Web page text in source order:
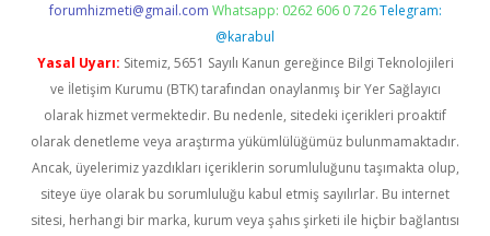
forumhizmeti@gmail.com Whatsapp: 0262 606 0 726 Telegram:
@karabul
Yasal Uyarı: Sitemiz, 5651 Sayılı Kanun gereğince Bilgi Teknolojileri
ve İletişim Kurumu (BTK) tarafından onaylanmış bir Yer Sağlayıcı
olarak hizmet vermektedir. Bu nedenle, sitedeki içerikleri proaktif
olarak denetleme veya araştırma yükümlülüğümüz bulunmamaktadır.
Ancak, üyelerimiz yazdıkları içeriklerin sorumluluğunu taşımakta olup,
siteye üye olarak bu sorumluluğu kabul etmiş sayılırlar. Bu internet
sitesi, herhangi bir marka, kurum veya şahıs şirketi ile hiçbir bağlantısı